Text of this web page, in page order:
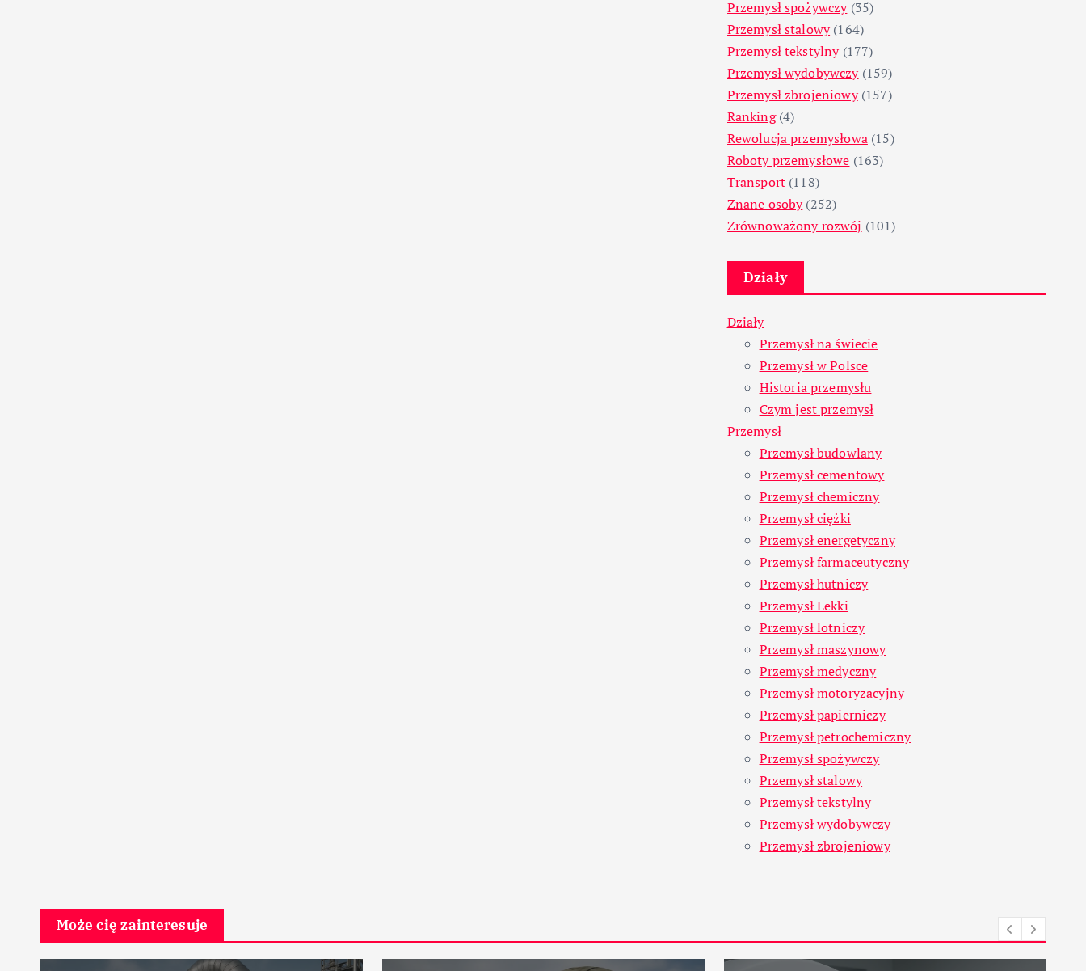
Przemysł spożywczy(35)
Przemysł stalowy(164)
Przemysł tekstylny(177)
Przemysł wydobywczy(159)
Przemysł zbrojeniowy(157)
Ranking(4)
Rewolucja przemysłowa(15)
Roboty przemysłowe (163)
Transport (118)
Znane osoby(252)
Zrównoważony rozwój (101)
Działy
Działy
Przemysł na świecie
Przemysł w Polsce
Historia przemysłu
Czym jest przemysł
Przemysł
Przemysł budowlany
Przemysł cementowy
Przemysł chemiczny
Przemysł ciężki
Przemysł energetyczny
Przemysł farmaceutyczny
Przemysł hutniczy
Przemysł Lekki
Przemysł lotniczy
Przemysł maszynowy
Przemysł medyczny
Przemysł motoryzacyjny
Przemysł papierniczy
Przemysł petrochemiczny
Przemysł spożywczy
Przemysł stalowy
Przemysł tekstylny
Przemysł wydobywczy
Przemysł zbrojeniowy
Może cię zainteresuje